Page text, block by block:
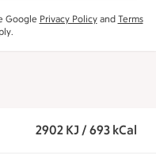
Google Privacy Policyand Terms
2902 KJ / 693 kCal